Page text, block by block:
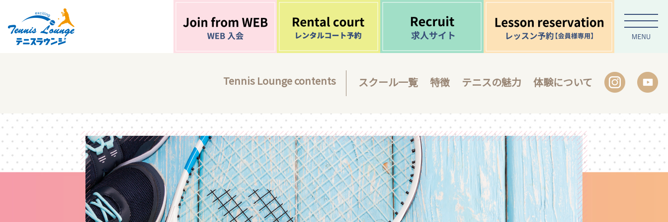
Tennis Lounge contents スクール一覧 特徴 テニスの魅力 体験について